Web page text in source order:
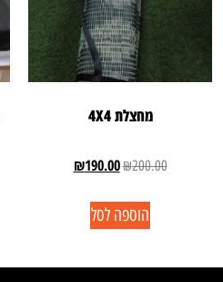
מחצלת 4X4
₪200.00
₪190.00
הוספה לסל